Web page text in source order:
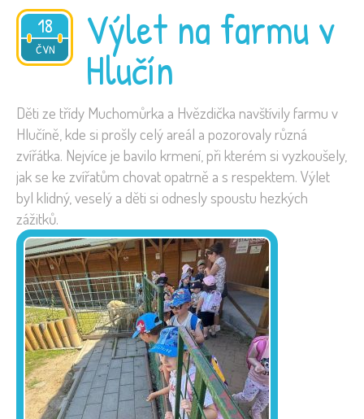
18
ČVN
2026 Výlet na farmu v
Hlučín
Děti ze třídy Muchomůrka a Hvězdička navštívily farmu v
Hlučíně, kde si prošly celý areál a pozorovaly různá
zvířátka. Nejvíce je bavilo krmení, při kterém si vyzkoušely,
jak se ke zvířatům chovat opatrně a s respektem. Výlet
byl klidný, veselý a děti si odnesly spoustu hezkých
zážitků.